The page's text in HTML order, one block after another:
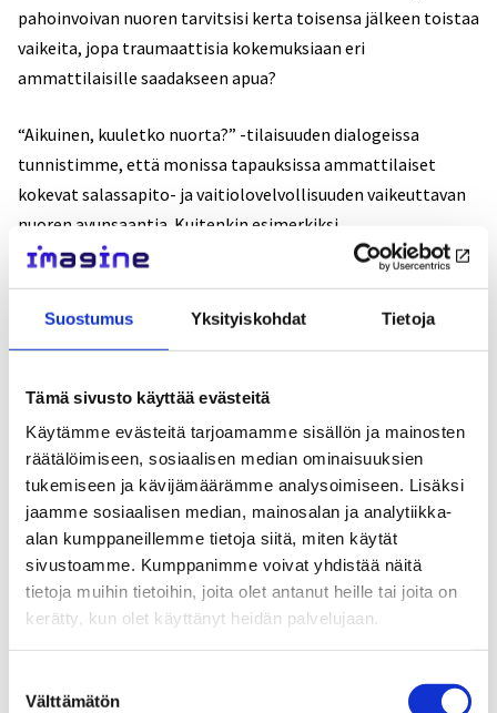
Suostumus Yksityiskohdat Tietoja
Tämä sivusto käyttää evästeitä
Käytämme evästeitä tarjoamamme sisällön ja mainosten
räätälöimiseen, sosiaalisen median ominaisuuksien
tukemiseen ja kävijämäärämme analysoimiseen. Lisäksi
jaamme sosiaalisen median, mainosalan ja analytiikka-
alan kumppaneillemme tietoja siitä, miten käytät
sivustoamme. Kumppanimme voivat yhdistää näitä
tietoja muihin tietoihin, joita olet antanut heille tai joita on
kerätty, kun olet käyttänyt heidän palvelujaan.
valinta
Välttämätön
pahoinvoivan nuoren tarvitsisi kerta toisensa jälkeen toistaa
vaikeita, jopa traumaattisia kokemuksiaan eri
ammattilaisille saadakseen apua?
“Aikuinen, kuuletko nuorta?” -tilaisuuden dialogeissa
tunnistimme, että monissa tapauksissa ammattilaiset
kokevat salassapito- ja vaitiolovelvollisuuden vaikeuttavan
nuoren avunsaantia. Kuitenkin esimerkiksi
opiskeluhuoltolaki antaa ammattilaisille mahdollisuuden
tietyissä tilanteissa luovuttaa oppilaan tuen järjestämiseen
tarvittavia tietoja muille toimijoille. Lisäksi se jopa
velvoittaa opettajia ohjaamaan opiskeluhuoltopalveluja
tarpeen arvioimiseen tarvittavat tiedot.
Tietosuojaoikeudet kuuluvat nuorille siinä missä
aikuisillekin, ja niitä täytyy ehdottomasti kunnioittaa.
Nähdäksemme pulmana kuitenkin on, että tietosuojaan
liittyvät säädökset ovat niin vaikeasti ymmärrettäviä, että
tietoa ei välttämättä rohjeta jakaa silloinkaan, kun se olisi
perusteltua ja nuoren edun mukaista. Tarvetta olisi siis
oikeutensa ja velvollisuutensa – ja ennen kaikkea uskaltaisi